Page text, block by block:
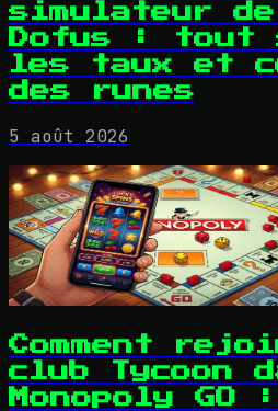
simulateur
Dofus : tout
les taux et
des runes
5 août 2026
Comment
club Tycoon
Monopoly GO